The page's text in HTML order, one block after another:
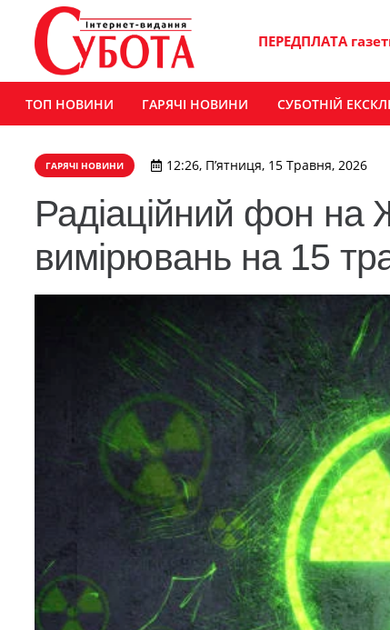
ПЕРЕДПЛАТА
ТОП НОВИНИ ГАРЯЧІ НОВИНИ СУБОТНІЙ
ГАРЯЧІ НОВИНИ 12:26, П’ятниця, 15 Травня, 2026
Радіаційний фон на
вимірювань на 15